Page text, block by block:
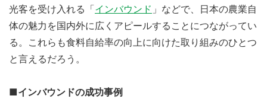
光客を受け入れる「インバウンド 」などで、日本の農業自
体の魅力を国内外に広くアピールすることにつながってい
る。これらも食料自給率の向上に向けた取り組みのひとつ
と言えるだろう。
■インバウンドの成功事例